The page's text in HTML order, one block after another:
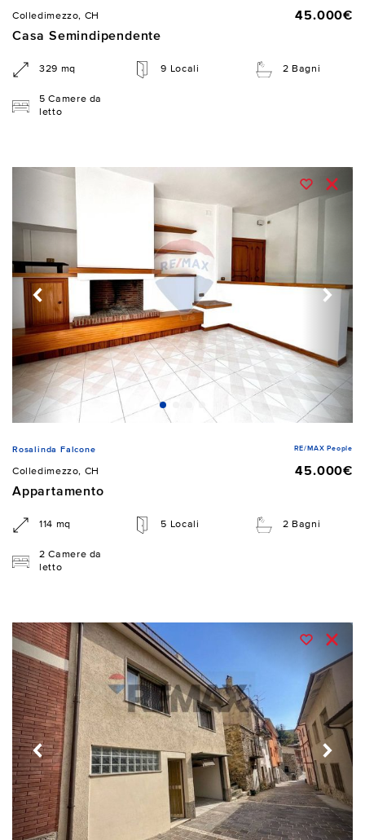
Colledimezzo, CH
45.000€
Casa Semindipendente
329 mq 9 Locali 2 Bagni
5 Camere da
letto
Rosalinda Falcone RE/MAX People
Colledimezzo, CH
45.000€
Appartamento
114 mq 5 Locali 2 Bagni
2 Camere da
letto